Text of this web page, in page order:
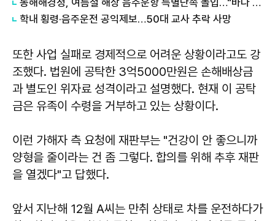
학내 횡령·음주운전 공익제보…50대 교사 추락 사망
또한 사업 실패로 경제적으로 어려운 상황이라고도 강
조했다. 법원에 공탁한 3억5000만원은 손해배상금
과 별도인 위자료 성격이라고 설명했다. 현재 이 공탁
금은 유족이 수령을 거부하고 있는 상황이다.
이런 가해자 측 요청에 재판부는 "건강이 안 좋으니까
양형을 줄이라는 건 좀 그렇다. 합의를 위해 추후 재판
을 열겠다"고 답했다.
앞서 지난해 12월 A씨는 만취 상태로 차를 운전하다가